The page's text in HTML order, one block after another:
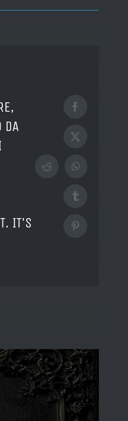
DA
IT'S
Facebook
X
RedditWhatsApp
Tumblr
Pinterest